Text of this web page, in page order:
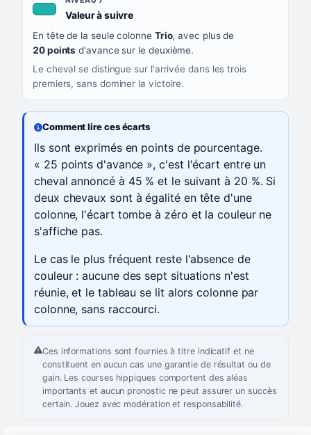
Valeur à suivre, couleur turquoise
En tête de la seule colonne Trio, avec plus de
20 points d'avance sur le deuxième.
Le cheval se distingue sur l'arrivée dans les trois
premiers, sans dominer la victoire.
Comment lire ces écarts
Ils sont exprimés en points de pourcentage.
« 25 points d'avance », c'est l'écart entre un
cheval annoncé à 45 % et le suivant à 20 %. Si
deux chevaux sont à égalité en tête d'une
colonne, l'écart tombe à zéro et la couleur ne
s'affiche pas.
Le cas le plus fréquent reste l'absence de
couleur : aucune des sept situations n'est
réunie, et le tableau se lit alors colonne par
colonne, sans raccourci.
Ces informations sont fournies à titre indicatif et ne
constituent en aucun cas une garantie de résultat ou de
gain. Les courses hippiques comportent des aléas
importants et aucun pronostic ne peut assurer un succès
certain. Jouez avec modération et responsabilité.